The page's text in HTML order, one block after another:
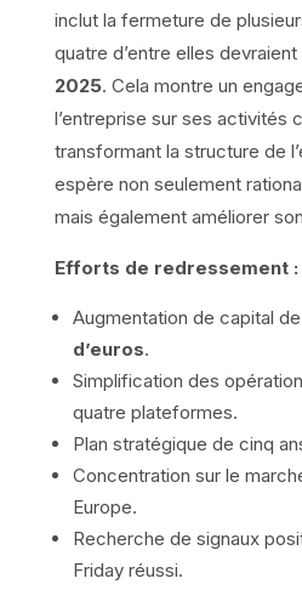
inclut la fermeture de
quatre d’entre elles
2025. Cela montre un
l’entreprise sur ses activités
transformant la structure de
espère non seulement
mais également améliorer
Efforts de redressement :
Augmentation de capital de
d’euros.
Simplification des
quatre plateformes.
Plan stratégique de cinq
Concentration sur le
Europe.
Recherche de signaux
Friday réussi.